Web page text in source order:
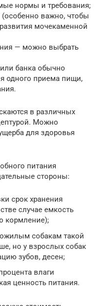
нормы и требования;
важно, чтобы
мочекаменной
— можно выбрать
банка обычно
одного приема пищи,
в различных
Можно
для здоровья
питания
стороны:
срок хранения
случае емкость
кормление);
собакам такой
но у взрослых собак
зубов, десен;
влаги
ценность питания.